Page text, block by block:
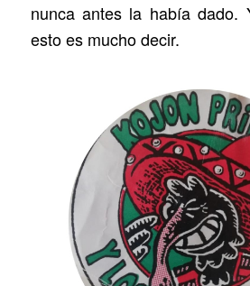
nunca antes la había dado.
esto es mucho decir.